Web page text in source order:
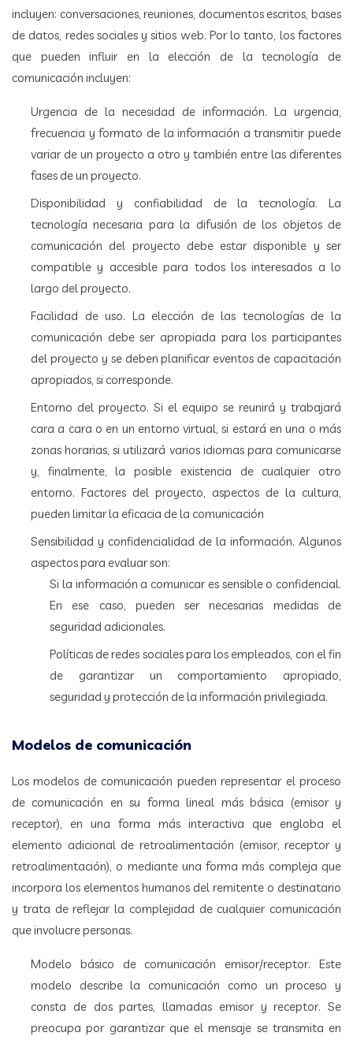
incluyen: conversaciones, reuniones, documentos escritos, bases
de datos, redes sociales y sitios web. Por lo tanto, los factores
que pueden influir en la elección de la tecnología de
comunicación incluyen:
Urgencia de la necesidad de información. La urgencia,
frecuencia y formato de la información a transmitir puede
variar de un proyecto a otro y también entre las diferentes
fases de un proyecto.
Disponibilidad y confiabilidad de la tecnología. La
tecnología necesaria para la difusión de los objetos de
comunicación del proyecto debe estar disponible y ser
compatible y accesible para todos los interesados a lo
largo del proyecto.
Facilidad de uso. La elección de las tecnologías de la
comunicación debe ser apropiada para los participantes
del proyecto y se deben planificar eventos de capacitación
apropiados, si corresponde.
Entorno del proyecto. Si el equipo se reunirá y trabajará
cara a cara o en un entorno virtual, si estará en una o más
zonas horarias, si utilizará varios idiomas para comunicarse
y, finalmente, la posible existencia de cualquier otro
entorno. Factores del proyecto, aspectos de la cultura,
pueden limitar la eficacia de la comunicación
Sensibilidad y confidencialidad de la información. Algunos
aspectos para evaluar son:
Si la información a comunicar es sensible o confidencial.
En ese caso, pueden ser necesarias medidas de
seguridad adicionales.
Políticas de redes sociales para los empleados, con el fin
de garantizar un comportamiento apropiado,
seguridad y protección de la información privilegiada.
Modelos de comunicación
Los modelos de comunicación pueden representar el proceso
de comunicación en su forma lineal más básica (emisor y
receptor), en una forma más interactiva que engloba el
elemento adicional de retroalimentación (emisor, receptor y
retroalimentación), o mediante una forma más compleja que
incorpora los elementos humanos del remitente o destinatario
y trata de reflejar la complejidad de cualquier comunicación
que involucre personas.
Modelo básico de comunicación emisor/receptor. Este
modelo describe la comunicación como un proceso y
consta de dos partes, llamadas emisor y receptor. Se
preocupa por garantizar que el mensaje se transmita en